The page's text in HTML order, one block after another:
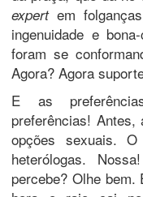
expertem
ingenuidade e
foram se
Agora? Agora
E as
preferências!
opções sexuais.
heterólogas.
percebe? Olhe